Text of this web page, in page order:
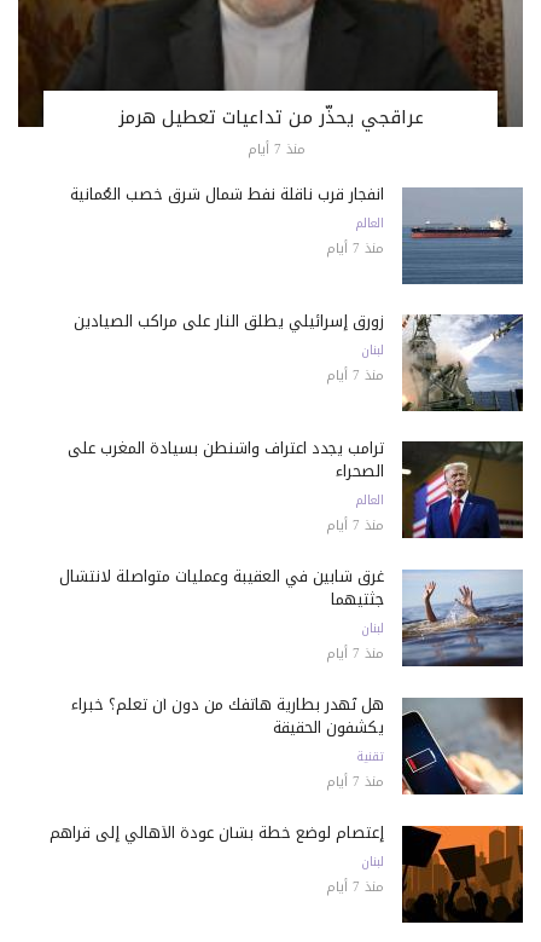
عراقجي يحذّر من تداعيات تعطيل هرمز
منذ 7 أيام
انفجار قرب ناقلة نفط شمال شرق خصب العُمانية
العالم
منذ 7 أيام
زورق إسرائيلي يطلق النار على مراكب الصيادين
لبنان
منذ 7 أيام
ترامب يجدد اعتراف واشنطن بسيادة المغرب على
الصحراء
العالم
منذ 7 أيام
غرق شابين في العقيبة وعمليات متواصلة لانتشال
جثتيهما
لبنان
منذ 7 أيام
هل تُهدر بطارية هاتفك من دون أن تعلم؟ خبراء
يكشفون الحقيقة
تقنية
منذ 7 أيام
إعتصام لوضع خطة بشأن عودة الأهالي إلى قراهم
لبنان
منذ 7 أيام